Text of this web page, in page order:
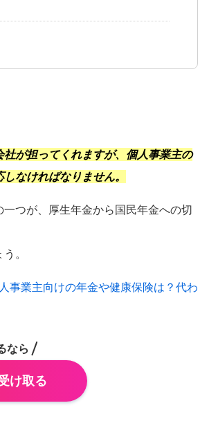
が担ってくれますが、個人事業主の
なければなりません。
つが、厚生年金から国民年金への切
。
事業主向けの年金や健康保険は？代わ
なら
け取る
埼玉県 茨城県 栃木県
山形県
三重県
滋賀県